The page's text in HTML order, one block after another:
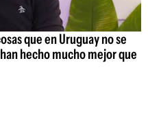
que en Uruguay no se
hecho mucho mejor que